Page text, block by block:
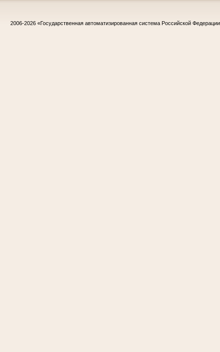
2006-2026 «Государственная автоматизированная система Российской